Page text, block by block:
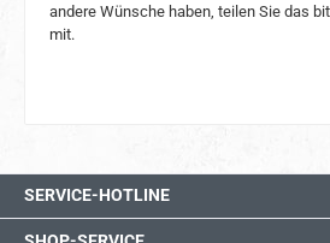
andere Wünsche haben, teilen Sie das
mit.
SERVICE-HOTLINE